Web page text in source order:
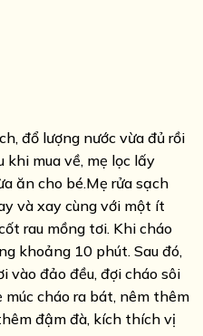
đổ lượng nước vừa đủ rồi
khi mua về, mẹ lọc lấy
ăn cho bé.Mẹ rửa sạch
và xay cùng với một ít
rau mồng tơi. Khi cháo
khoảng 10 phút. Sau đó,
vào đảo đều, đợi cháo sôi
cháo ra bát, nêm thêm
đậm đà, kích thích vị